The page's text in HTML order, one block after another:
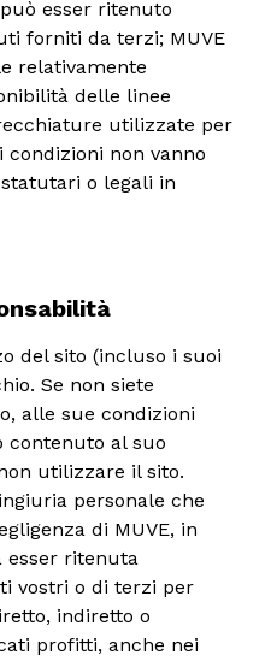
esser ritenuto
forniti da terzi; MUVE
relativamente
delle linee
utilizzate per
condizioni non vanno
o legali in
del sito (incluso i suoi
Se non siete
alle sue condizioni
contenuto al suo
utilizzare il sito.
personale che
di MUVE, in
esser ritenuta
vostri o di terzi per
indiretto o
profitti, anche nei